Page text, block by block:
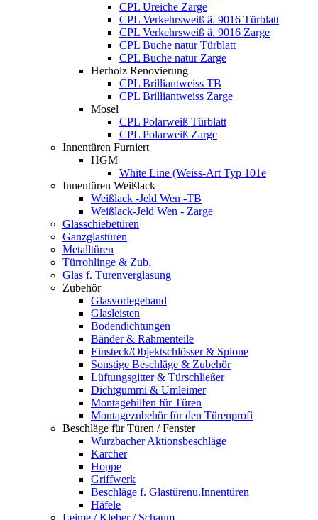
CPL Ureiche Zarge
CPL Verkehrsweiß ä. 9016 Türblatt
CPL Verkehrsweiß ä. 9016 Zarge
CPL Buche natur Türblatt
CPL Buche natur Zarge
Herholz Renovierung
CPL Brilliantweiss TB
CPL Brilliantweiss Zarge
Mosel
CPL Polarweiß Türblatt
CPL Polarweiß Zarge
Innentüren Furniert
HGM
White Line (Weiss-Art Typ 101e
Innentüren Weißlack
Weißlack -Jeld Wen -TB
Weißlack-Jeld Wen - Zarge
Glasschiebetüren
Ganzglastüren
Metalltüren
Türrohlinge & Zub.
Glas f. Türenverglasung
Zubehör
Glasvorlegeband
Glasleisten
Bodendichtungen
Bänder & Rahmenteile
Einsteck/Objektschlösser & Spione
Sonstige Beschläge & Zubehör
Lüftungsgitter & Türschließer
Dichtgummi & Umleimer
Montagehilfen für Türen
Montagezubehör für den Türenprofi
Beschläge für Türen / Fenster
Wurzbacher Aktionsbeschläge
Karcher
Hoppe
Griffwerk
Beschläge f. Glastürenu.Innentüren
Häfele